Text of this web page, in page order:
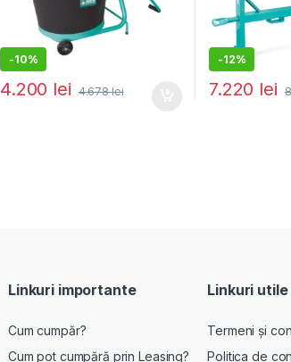
-10%
4.200 lei 4.678lei
-12%
7.220 lei
Linkuri importante
Cum cumpăr?
Cum pot cumpără prin Leasing?
Linkuri utile
Termeni și
Politica de